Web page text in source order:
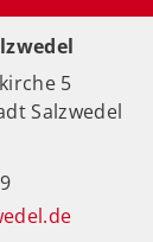
5
Salzwedel